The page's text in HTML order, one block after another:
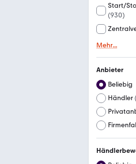
Start/
(930)
Mehr...
Anbieter
Beliebig
Händler(